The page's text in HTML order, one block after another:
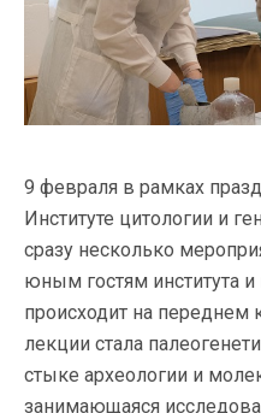
9 февраля в рамках
Институте цитологии и
сразу несколько
юным гостям института
происходит на переднем
лекции стала
стыке археологии и
занимающаяся